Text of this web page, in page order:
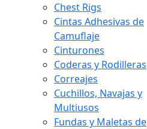
Chest Rigs
Cintas Adhesivas de
Camuflaje
Cinturones
Coderas y Rodilleras
Correajes
Cuchillos, Navajas y
Multiusos
Fundas y Maletas de